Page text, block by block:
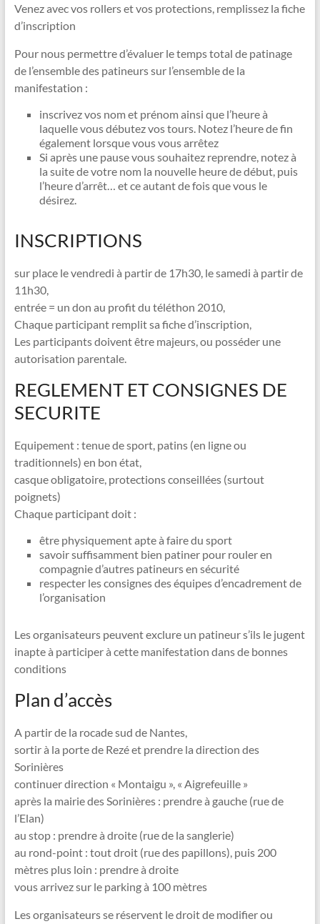
Venez avec vos rollers et vos protections, remplissez la fiche
d’inscription
Pour nous permettre d’évaluer le temps total de patinage
de l’ensemble des patineurs sur l’ensemble de la
manifestation :
inscrivez vos nom et prénom ainsi que l’heure à
laquelle vous débutez vos tours. Notez l’heure de fin
également lorsque vous vous arrêtez
Si après une pause vous souhaitez reprendre, notez à
la suite de votre nom la nouvelle heure de début, puis
l’heure d’arrêt… et ce autant de fois que vous le
désirez.
INSCRIPTIONS
sur place le vendredi à partir de 17h30, le samedi à partir de
11h30,
entrée = un don au profit du téléthon 2010,
Chaque participant remplit sa fiche d’inscription,
Les participants doivent être majeurs, ou posséder une
autorisation parentale.
REGLEMENT ET CONSIGNES DE
SECURITE
Equipement : tenue de sport, patins (en ligne ou
traditionnels) en bon état,
casque obligatoire, protections conseillées (surtout
poignets)
Chaque participant doit :
être physiquement apte à faire du sport
savoir suffisamment bien patiner pour rouler en
compagnie d’autres patineurs en sécurité
respecter les consignes des équipes d’encadrement de
l’organisation
Les organisateurs peuvent exclure un patineur s’ils le jugent
inapte à participer à cette manifestation dans de bonnes
conditions
Plan d’accès
A partir de la rocade sud de Nantes,
sortir à la porte de Rezé et prendre la direction des
Sorinières
continuer direction « Montaigu », « Aigrefeuille »
après la mairie des Sorinières : prendre à gauche (rue de
l’Elan)
au stop : prendre à droite (rue de la sanglerie)
au rond-point : tout droit (rue des papillons), puis 200
mètres plus loin : prendre à droite
vous arrivez sur le parking à 100 mètres
Les organisateurs se réservent le droit de modifier ou